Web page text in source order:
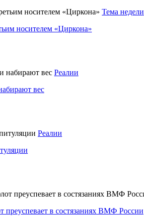
Тема недели
носителем «Циркона»
Реалии
вес
Реалии
в состязаниях ВМФ России